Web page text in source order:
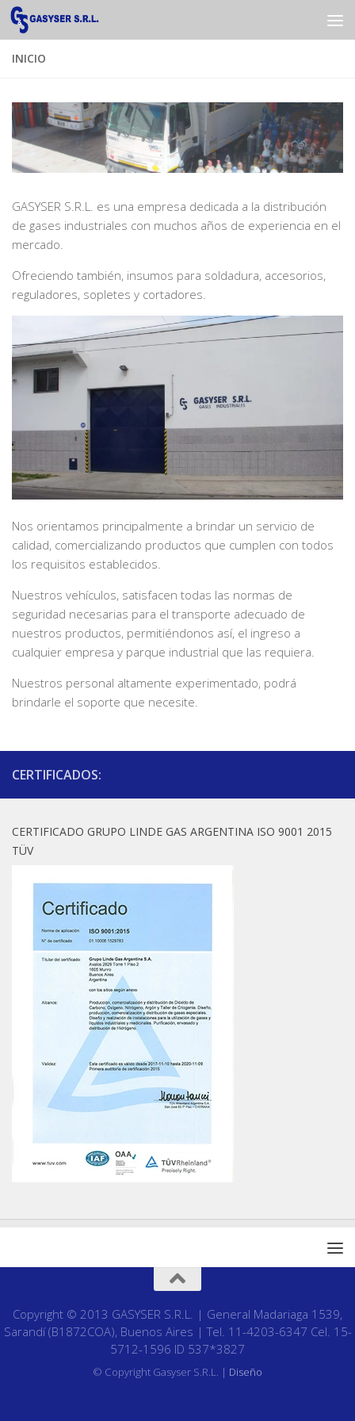
Saltar al contenido
INICIO
GASYSER S.R.L. es una empresa dedicada a la distribución
de gases industriales con muchos años de experiencia en el
mercado.
Ofreciendo también, insumos para soldadura, accesorios,
reguladores, sopletes y cortadores.
Nos orientamos principalmente a brindar un servicio de
calidad, comercializando productos que cumplen con todos
los requisitos establecidos.
Nuestros vehículos, satisfacen todas las normas de
seguridad necesarias para el transporte adecuado de
nuestros productos, permitiéndonos así, el ingreso a
cualquier empresa y parque industrial que las requiera.
Nuestros personal altamente experimentado, podrá
brindarle el soporte que necesite.
CERTIFICADOS:
CERTIFICADO GRUPO LINDE GAS ARGENTINA ISO 9001 2015
TÜV
Copyright © 2013 GASYSER S.R.L. | General Madariaga 1539,
Sarandí (B1872COA), Buenos Aires | Tel. 11-4203-6347 Cel. 15-
5712-1596 ID 537*3827
© Copyright Gasyser S.R.L. | Diseño